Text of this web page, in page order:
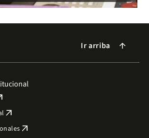
Ir arriba arrow_forward
arrow_outward
arrow_outward